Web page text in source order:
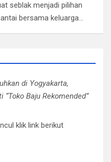
seblak menjadi pilihan
bersama keluarga…
di Yogyakarta,
Baju Rekomended”
klik link berikut